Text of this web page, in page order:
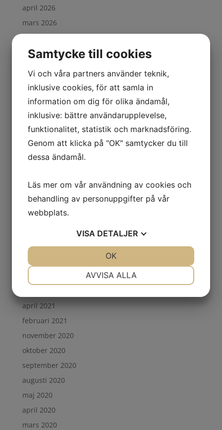
april 2026
mars 2026
augusti 2025
februari 2025
oktober 2024
september 2024
mars 2024
februari 2024
september 2023
augusti 2023
maj 2023
november 2022
oktober 2022
mars 2022
februari 2022
april 2021
februari 2021
november 2020
oktober 2020
september 2020
augusti 2020
maj 2020
april 2020
mars 2020
Samtycke till cookies
Vi och våra partners använder teknik,
inklusive cookies, för att samla in
information om dig för olika ändamål,
inklusive: bättre användarupplevelse,
funktionalitet, statistik och marknadsföring.
Genom att klicka på "OK" samtycker du till
dessa ändamål.
Läs mer om vår användning av cookies och
behandling av personuppgifter på vår
webbplats.
VISA DETALJER
MARKNADSFÖRING
AVVISA ALLA
OK